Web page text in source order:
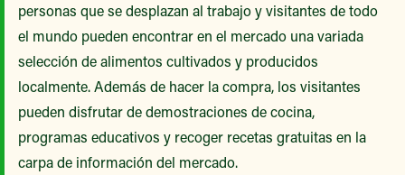
personas que se desplazan al trabajo y visitantes de todo
el mundo pueden encontrar en el mercado una variada
selección de alimentos cultivados y producidos
localmente. Además de hacer la compra, los visitantes
pueden disfrutar de demostraciones de cocina,
programas educativos y recoger recetas gratuitas en la
carpa de información del mercado.